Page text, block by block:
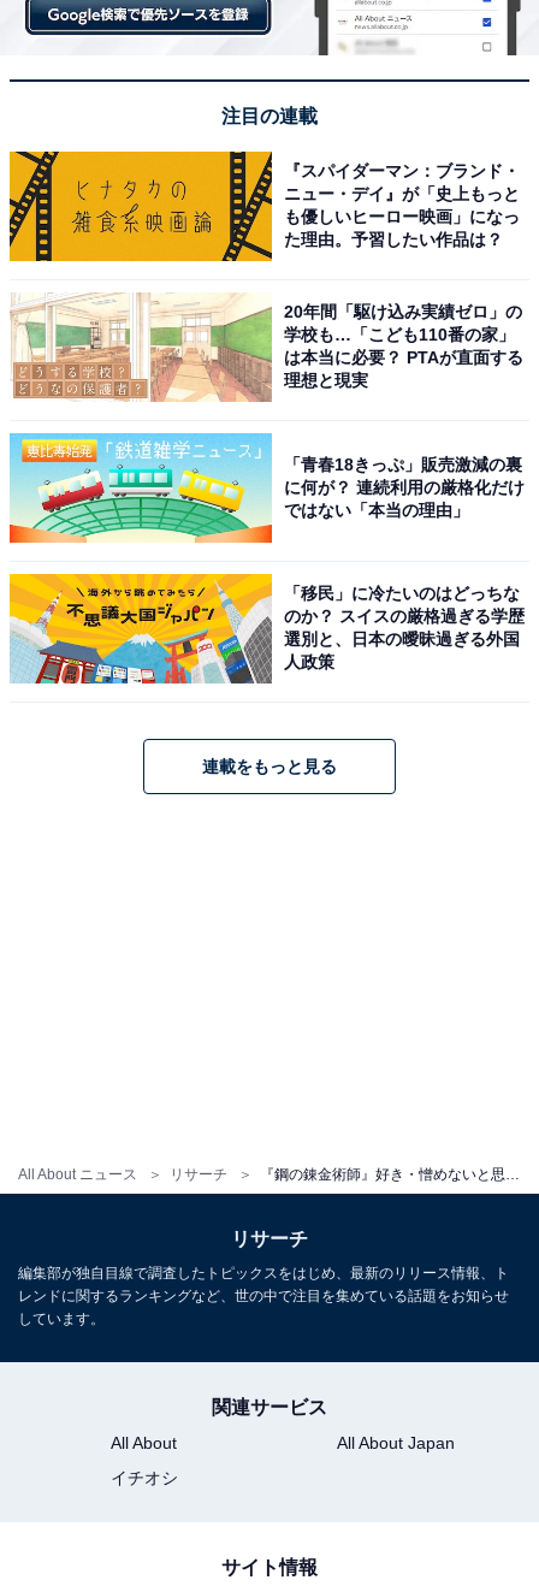
All About ニュース リサーチ
注目の連載
『スパイダーマン：ブランド・
ニュー・デイ』が「史上もっと
も優しいヒーロー映画」になっ
た理由。予習したい作品は？
20年間「駆け込み実績ゼロ」の
学校も…「こども110番の家」
は本当に必要？ PTAが直面する
理想と現実
「青春18きっぷ」販売激減の裏
に何が？ 連続利用の厳格化だけ
ではない「本当の理由」
「移民」に冷たいのはどっちな
のか？ スイスの厳格過ぎる学歴
選別と、日本の曖昧過ぎる外国
人政策
連載をもっと見る
リサーチ
編集部が独自目線で調査したトピックスをはじめ、最新のリリース情報、ト
レンドに関するランキングなど、世の中で注目を集めている話題をお知らせ
しています。
関連サービス
All About
All About Japan
イチオシ
サイト情報